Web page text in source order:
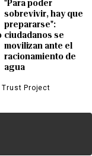
"Para poder
sobrevivir, hay que
prepararse":
ciudadanos se
movilizan ante el
racionamiento de
agua